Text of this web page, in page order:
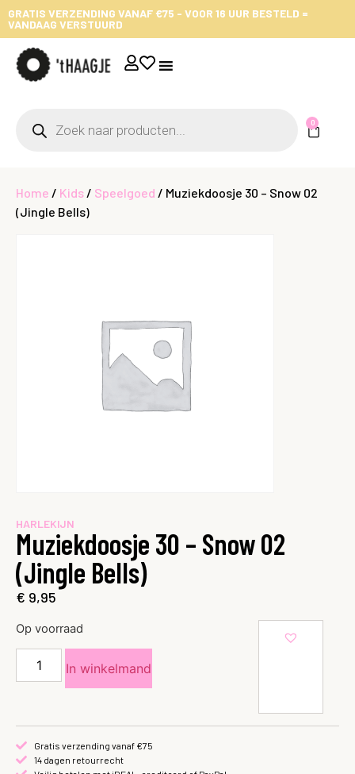
GRATIS VERZENDING VANAF €75 - VOOR 16 UUR BESTELD =
VANDAAG VERSTUURD
0
Home / Kids / Speelgoed / Muziekdoosje 30 – Snow 02
(Jingle Bells)
HARLEKIJN
Muziekdoosje 30 – Snow 02
(Jingle Bells)
€ 9,95
Op voorraad
In winkelmand
Gratis verzending vanaf €75
14 dagen retourrecht